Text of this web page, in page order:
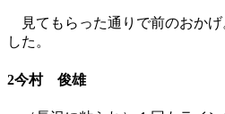
見てもらった通りで前のおかげ
した。
2今村 俊雄